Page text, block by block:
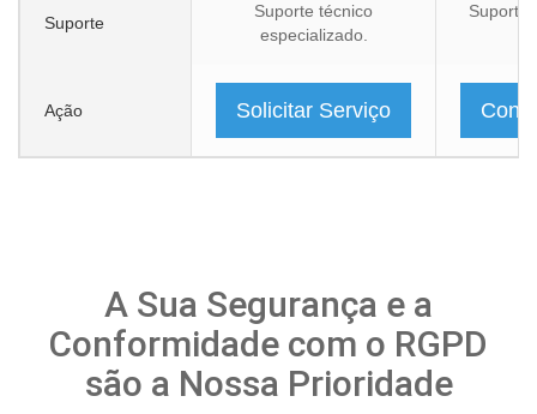
Suporte
Suporte técnico
especializado.
Suporte
Ação Solicitar Serviço
A Sua Segurança e a
Conformidade com o RGPD
são a Nossa Prioridade